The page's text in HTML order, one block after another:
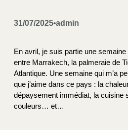
31/07/2025•admin
En avril, je suis partie une
entre Marrakech, la palmeraie de
Atlantique. Une semaine qui m’a
que j’aime dans ce pays : la
dépaysement immédiat, la cuisine
couleurs… et…